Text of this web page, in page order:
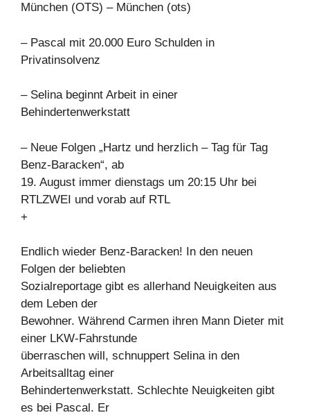
München (OTS) – München (ots)
– Pascal mit 20.000 Euro Schulden in
Privatinsolvenz
– Selina beginnt Arbeit in einer
Behindertenwerkstatt
– Neue Folgen „Hartz und herzlich – Tag für Tag
Benz-Baracken“, ab
19. August immer dienstags um 20:15 Uhr bei
RTLZWEI und vorab auf RTL
+
Endlich wieder Benz-Baracken! In den neuen
Folgen der beliebten
Sozialreportage gibt es allerhand Neuigkeiten aus
dem Leben der
Bewohner. Während Carmen ihren Mann Dieter mit
einer LKW-Fahrstunde
überraschen will, schnuppert Selina in den
Arbeitsalltag einer
Behindertenwerkstatt. Schlechte Neuigkeiten gibt
es bei Pascal. Er